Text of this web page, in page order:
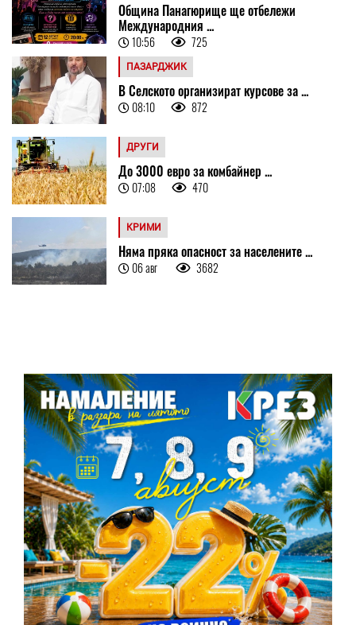
Община Панагюрище ще отбележи
Международния ...
10:56 725
ПАЗАРДЖИК
В Селското организират курсове за ...
08:10 872
ДРУГИ
До 3000 евро за комбайнер ...
07:08 470
КРИМИ
Няма пряка опасност за населените ...
06 авг 3682